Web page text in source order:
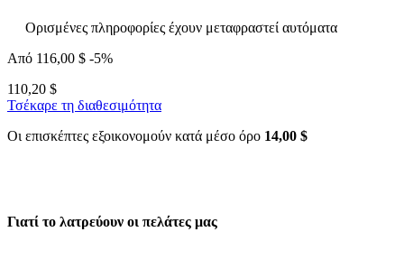
Ορισμένες πληροφορίες έχουν μεταφραστεί αυτόματα
Από 116,00 $ -5%
110,20 $
Τσέκαρε τη διαθεσιμότητα
Οι επισκέπτες εξοικονομούν κατά μέσο όρο 14,00 $
Γιατί το λατρεύουν οι πελάτες μας